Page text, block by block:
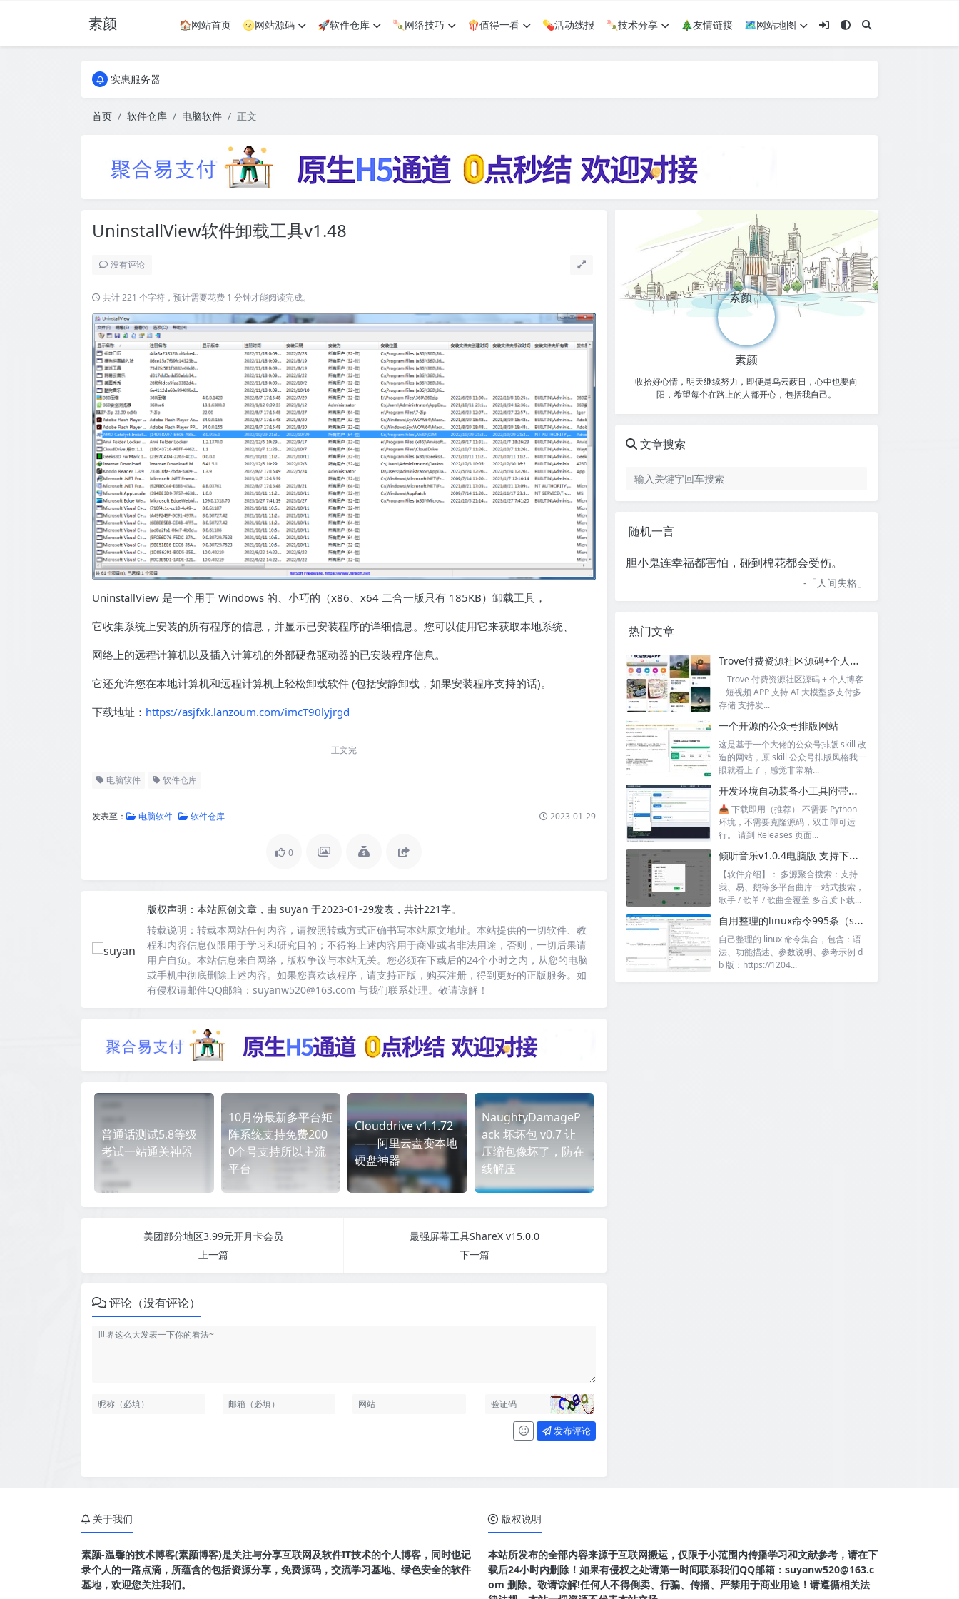
素颜 🏠网站首页 🌝网站源码 🚀软件仓库 🍡网络技巧 🍿值得一看 💊活动线报 🍡技术分享 🎄友情链接
🗺网站地图
全国免费包邮流量卡
全国免费包邮流量卡
首页
软件仓库 电脑软件 正文
UninstallView软件卸载工具v1.48
没有评论
共计 221 个字符，预计需要花费 1 分钟才能阅读完成。
UninstallView 是一个用于 Windows 的、小巧的（x86、x64 二合一版只有 185KB）卸载工具，
它收集系统上安装的所有程序的信息，并显示已安装程序的详细信息。您可以使用它来获取本地系统、
网络上的远程计算机以及插入计算机的外部硬盘驱动器的已安装程序信息。
它还允许您在本地计算机和远程计算机上轻松卸载软件 (包括安静卸载，如果安装程序支持的话)。
下载地址： https://asjfxk.lanzoum.com/imcT90lyjrgd
正文完
电脑软件 软件仓库
发表至： 电脑软件 软件仓库 2023-01-29
0
版权声明： 本站原创文章，由 suyan 于2023-01-29发表，共计221字。
转载说明： 转载本网站任何内容，请按照转载方式正确书写本站原文地址。本站提供的一切软件、教
程和内容信息仅限用于学习和研究目的；不得将上述内容用于商业或者非法用途，否则，一切后果请
用户自负。本站信息来自网络，版权争议与本站无关。您必须在下载后的24个小时之内，从您的电脑
或手机中彻底删除上述内容。如果您喜欢该程序，请支持正版，购买注册，得到更好的正版服务。如
有侵权请邮件QQ邮箱：suyanw520@163.com 与我们联系处理。敬请谅解！
普通话测试5.8等级
考试一站通关神器
10月份最新多平台矩
阵系统支持免费200
0个号支持所以主流
平台
Clouddrive v1.1.72
——阿里云盘变本地
硬盘神器
NaughtyDamageP
ack 坏坏包 v0.7 让
压缩包像坏了，防在
线解压
美团部分地区3.99元开月卡会员
上一篇
最强屏幕工具ShareX v15.0.0
下一篇
评论（没有评论）
发布评论
素颜
收拾好心情，明天继续努力，即便是乌云蔽日，心中也要向
阳，希望每个在路上的人都开心，包括我自己。
文章搜索
随机一言
胆小鬼连幸福都害怕，碰到棉花都会受伤。
-「人间失格 」
热门文章
Trove付费资源社区源码+个人博客+短视频 APP 支持AI大模型多支付多存储
Trove 付费资源社区源码 + 个人博客
+ 短视频 APP 支持 AI 大模型多支付多
存储 支持发...
一个开源的公众号排版网站
这是基于一个大佬的公众号排版 skill 改
造的网站，原 skill 公众号排版风格我一
眼就看上了，感觉非常精...
开发环境自动装备小工具附带源码
📥 下载即用（推荐） 不需要 Python
环境，不需要克隆源码，双击即可运
行。 请到 Releases 页面...
倾听音乐v1.0.4电脑版 支持下载无损音质 可听可下有歌词
【软件介绍】： 多源聚合搜索：支持
我、易、鹅等多平台曲库一站式搜索，
歌手 / 歌单 / 歌曲全覆盖 多音质下载...
自用整理的linux命令995条（sql+excel）
自己整理的 linux 命令集合，包含：语
法、功能描述、参数说明、参考示例 d
b 版：https://1204...
关于我们
素颜-温馨的技术博客(素颜博客)是关注与分享互联网及软件IT技术的个人博客，同时也记
录个人的一路点滴，所蕴含的包括资源分享，免费源码，交流学习基地、绿色安全的软件
基地，欢迎您关注我们。
版权说明
本站所发布的全部内容来源于互联网搬运，仅限于小范围内传播学习和文献参考，请在下
载后24小时内删除！如果有侵权之处请第一时间联系我们QQ邮箱：suyanw520@163.c
om 删除。敬请谅解!任何人不得倒卖、行骗、传播、严禁用于商业用途！请遵循相关法